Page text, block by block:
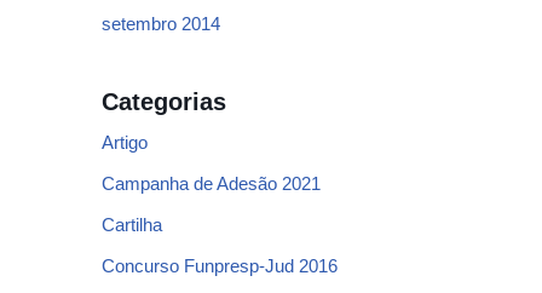
setembro 2014
Categorias
Artigo
Campanha de Adesão 2021
Cartilha
Concurso Funpresp-Jud 2016